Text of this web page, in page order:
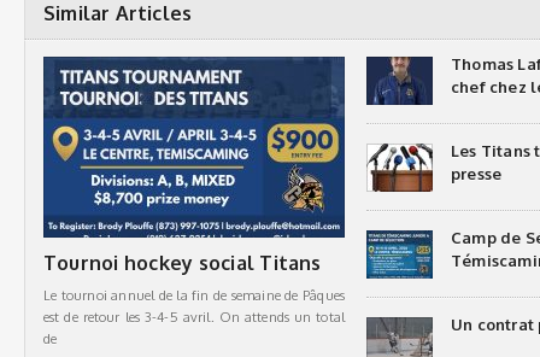
Similar Articles
Tournoi hockey social Titans
Le tournoi annuel de la fin de semaine de Pâques
est de retour les 3-4-5 avril. On attends un total
de
Thomas
chef chez
Les Titans
presse
Camp de
Un contrat